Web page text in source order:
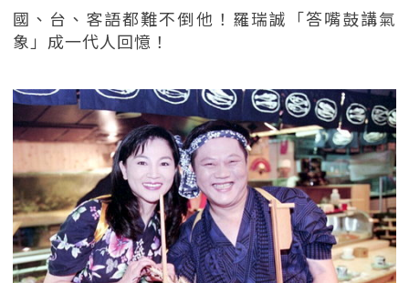
國、台、客語都難不倒他！羅瑞誠「答嘴鼓講氣
象」成一代人回憶！